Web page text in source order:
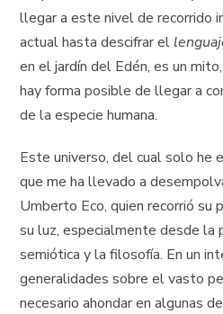
llegar a este nivel de recorrido
actual hasta descifrar el
en el jardín del Edén, es un
hay forma posible de llegar a
de la especie humana.
Este universo, del cual solo he
que me ha llevado a
Umberto Eco, quien recorrió su
su luz, especialmente desde la
semiótica y la filosofía. En un
generalidades sobre el vasto
necesario ahondar en algunas